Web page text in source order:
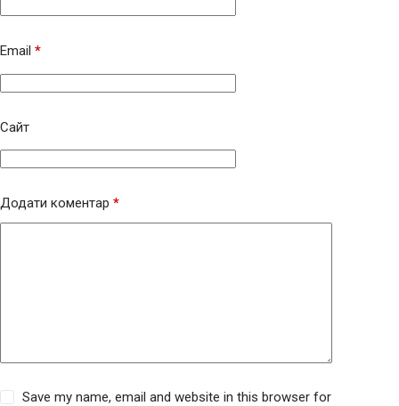
Email *
Сайт
Додати коментар *
Save my name, email and website in this browser for